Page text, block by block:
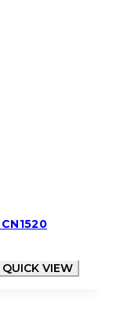
QUICK VIEW